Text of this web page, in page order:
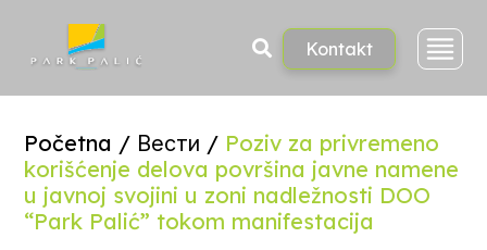
Kontakt
Početna / Вести / Poziv za privremeno
korišćenje delova površina javne namene
u javnoj svojini u zoni nadležnosti DOO
“Park Palić” tokom manifestacija